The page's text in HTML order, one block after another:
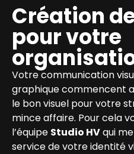
Création
pour votre
Votre communication
graphique commencent
le bon visuel pour votre
mince affaire. Pour cela
l’équipe Studio HVqui
service de votre identité